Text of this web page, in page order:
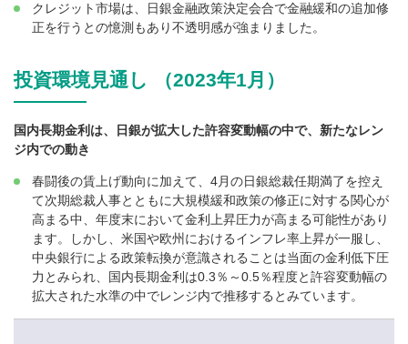
クレジット市場は、日銀金融政策決定会合で金融緩和の追加修
正を行うとの憶測もあり不透明感が強まりました。
投資環境見通し （2023年1月）
国内長期金利は、日銀が拡大した許容変動幅の中で、新たなレン
ジ内での動き
春闘後の賃上げ動向に加えて、4月の日銀総裁任期満了を控え
て次期総裁人事とともに大規模緩和政策の修正に対する関心が
高まる中、年度末において金利上昇圧力が高まる可能性があり
ます。しかし、米国や欧州におけるインフレ率上昇が一服し、
中央銀行による政策転換が意識されることは当面の金利低下圧
力とみられ、国内長期金利は0.3％～0.5％程度と許容変動幅の
拡大された水準の中でレンジ内で推移するとみています。